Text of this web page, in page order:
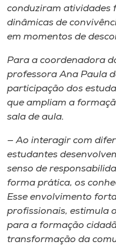
Unoesc
Store
Selecione
o idioma
A+
A-
conduziram atividades
dinâmicas de
em momentos de
Para a coordenadora
professora Ana Paula
participação dos
que ampliam a
sala de aula.
— Ao interagir com
estudantes
senso de
forma prática, os
Esse envolvimento
profissionais, estimula
para a formação
transformação da